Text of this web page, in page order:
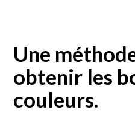
Une
obtenir les
couleurs.